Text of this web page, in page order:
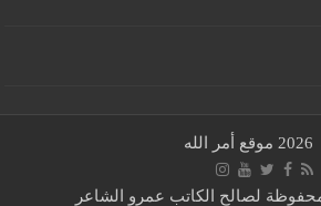
2026 موقع أمر الله
لصالح الكاتب عمرو الشاعر